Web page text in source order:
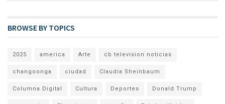
BROWSE BY TOPICS
2025 america Arte cb television noticias
changoonga ciudad Claudia Sheinbaum
Columna Digital Cultura Deportes Donald Trump